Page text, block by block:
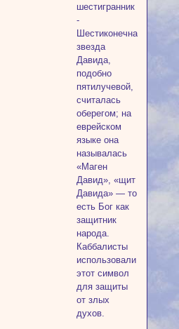
шестигранник
-
Шестиконечная
звезда
Давида,
подобно
пятилучевой,
считалась
оберегом; на
еврейском
языке она
называлась
«Маген
Давид», «щит
Давида» — то
есть Бог как
защитник
народа.
Каббалисты
использовали
этот символ
для защиты
от злых
духов.